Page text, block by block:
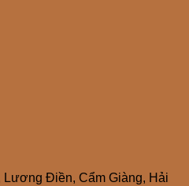
Lương Điền, Cẩm Giàng, Hải